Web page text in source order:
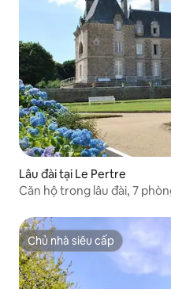
Lâu đài tại Le Pertre
Căn hộ trong lâu đài, 7
Chủ nhà siêu cấp
Chủ nhà siêu cấp